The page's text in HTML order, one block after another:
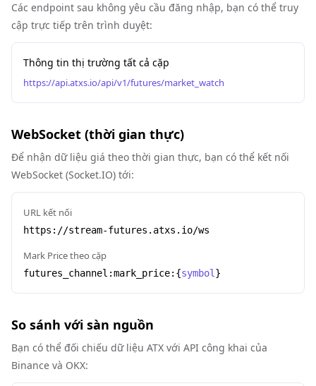
Các endpoint sau không yêu cầu đăng nhập, bạn có thể truy
cập trực tiếp trên trình duyệt:
Thông tin thị trường tất cả cặp
https://api.atxs.io/api/v1/futures/market_watch
WebSocket (thời gian thực)
Để nhận dữ liệu giá theo thời gian thực, bạn có thể kết nối
WebSocket (Socket.IO) tới:
URL kết nối
https://stream-futures.atxs.io/ws
Mark Price theo cặp
futures_channel:mark_price: {symbol }
So sánh với sàn nguồn
Bạn có thể đối chiếu dữ liệu ATX với API công khai của
Binance và OKX: